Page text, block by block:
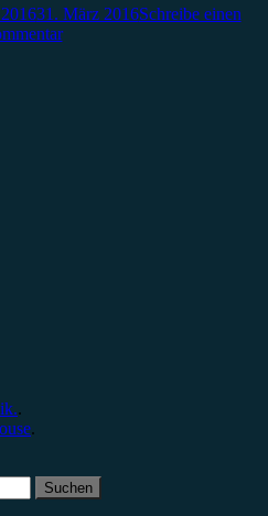
31. März 2016Schreibe einen
.
.